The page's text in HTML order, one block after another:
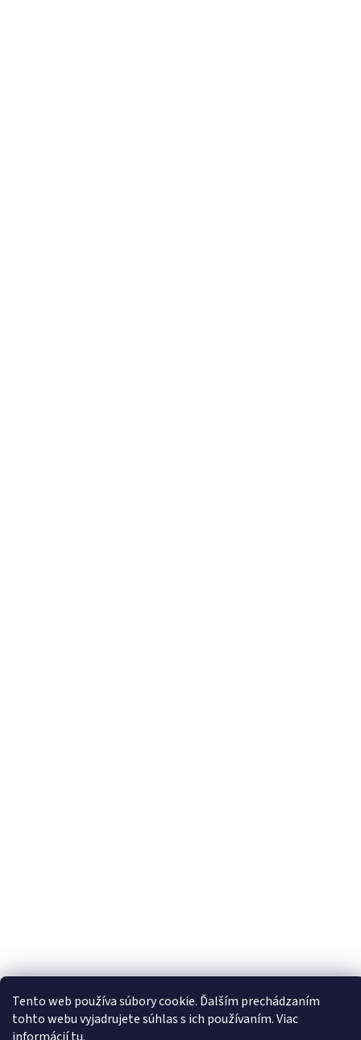
Tento web používa súbory cookie. Ďalším prechádzaním
tohto webu vyjadrujete súhlas s ich používaním. Viac